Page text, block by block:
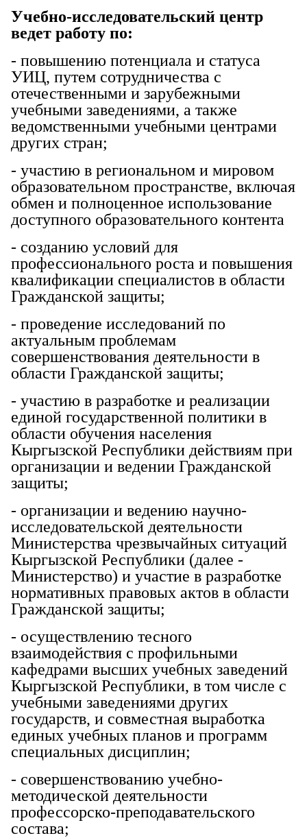
Учебно-исследовательский центр
ведет работу по:
- повышению потенциала и статуса
УИЦ, путем сотрудничества с
отечественными и зарубежными
учебными заведениями, а также
ведомственными учебными центрами
других стран;
- участию в региональном и мировом
образовательном пространстве, включая
обмен и полноценное использование
доступного образовательного контента
- созданию условий для
профессионального роста и повышения
квалификации специалистов в области
Гражданской защиты;
- проведение исследований по
актуальным проблемам
совершенствования деятельности в
области Гражданской защиты;
- участию в разработке и реализации
единой государственной политики в
области обучения населения
Кыргызской Республики действиям при
организации и ведении Гражданской
защиты;
- организации и ведению научно-
исследовательской деятельности
Министерства чрезвычайных ситуаций
Кыргызской Республики (далее -
Министерство) и участие в разработке
нормативных правовых актов в области
Гражданской защиты;
- осуществлению тесного
взаимодействия с профильными
кафедрами высших учебных заведений
Кыргызской Республики, в том числе с
учебными заведениями других
государств, и совместная выработка
единых учебных планов и программ
специальных дисциплин;
- совершенствованию учебно-
методической деятельности
профессорско-преподавательского
состава;